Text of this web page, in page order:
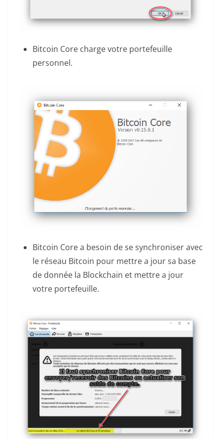
Bitcoin Core charge votre portefeuille
personnel.
Bitcoin Core a besoin de se synchroniser avec
le réseau Bitcoin pour mettre a jour sa base
de donnée la Blockchain et mettre a jour
votre portefeuille.